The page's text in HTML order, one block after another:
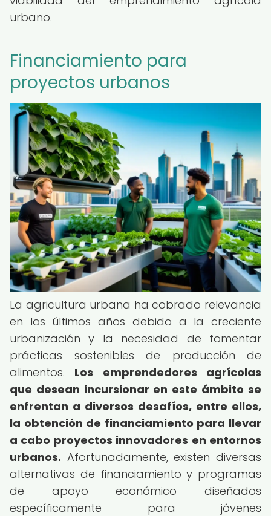
urbano.
Financiamiento para
proyectos urbanos
La agricultura urbana ha cobrado relevancia
en los últimos años debido a la creciente
urbanización y la necesidad de fomentar
prácticas sostenibles de producción de
alimentos. Los emprendedores agrícolas
que desean incursionar en este ámbito se
enfrentan a diversos desafíos, entre ellos,
la obtención de financiamiento para llevar
a cabo proyectos innovadores en entornos
urbanos. Afortunadamente, existen diversas
alternativas de financiamiento y programas
de apoyo económico diseñados
específicamente para jóvenes